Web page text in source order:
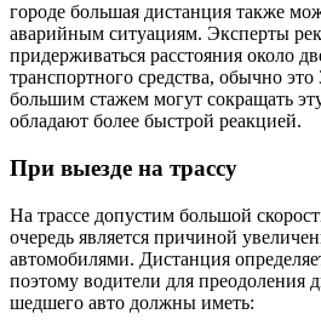
городе большая дистанция также
аварийным ситуациям. Эксперты
придерживаться расстояния около
транспортного средства, обычно
большим стажем могут сокращать
обладают более быстрой реакцией.
При выезде на трассу
На трассе допустим большой
очередь является причиной
автомобилями. Дистанция
поэтому водители для преодоления
шедшего авто должны иметь: